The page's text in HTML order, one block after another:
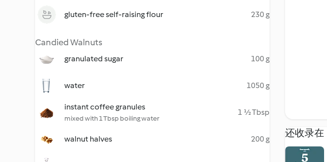
gluten-free self-raising flour 230 g
Candied Walnuts
granulated sugar 100 g
water 1050 g
instant coffee granules
mixed with 1 Tbsp boiling water
1 ½ Tbsp
walnut halves 200 g
还收录在